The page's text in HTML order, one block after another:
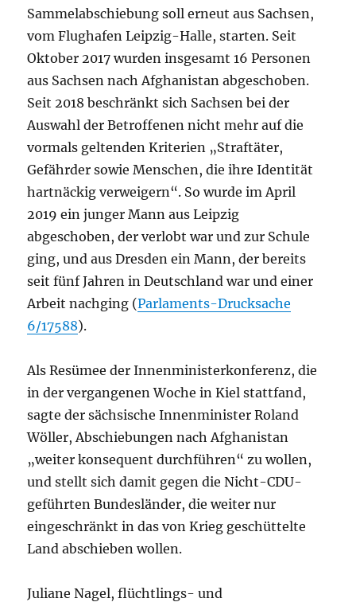
Sammelabschiebung soll erneut aus Sachsen,
vom Flughafen Leipzig-Halle, starten. Seit
Oktober 2017 wurden insgesamt 16 Personen
aus Sachsen nach Afghanistan abgeschoben.
Seit 2018 beschränkt sich Sachsen bei der
Auswahl der Betroffenen nicht mehr auf die
vormals geltenden Kriterien „Straftäter,
Gefährder sowie Menschen, die ihre Identität
hartnäckig verweigern“. So wurde im April
2019 ein junger Mann aus Leipzig
abgeschoben, der verlobt war und zur Schule
ging, und aus Dresden ein Mann, der bereits
seit fünf Jahren in Deutschland war und einer
Arbeit nachging (Parlaments-Drucksache
6/17588).
Als Resümee der Innenministerkonferenz, die
in der vergangenen Woche in Kiel stattfand,
sagte der sächsische Innenminister Roland
Wöller, Abschiebungen nach Afghanistan
„weiter konsequent durchführen“ zu wollen,
und stellt sich damit gegen die Nicht-CDU-
geführten Bundesländer, die weiter nur
eingeschränkt in das von Krieg geschüttelte
Land abschieben wollen.
Juliane Nagel, flüchtlings- und